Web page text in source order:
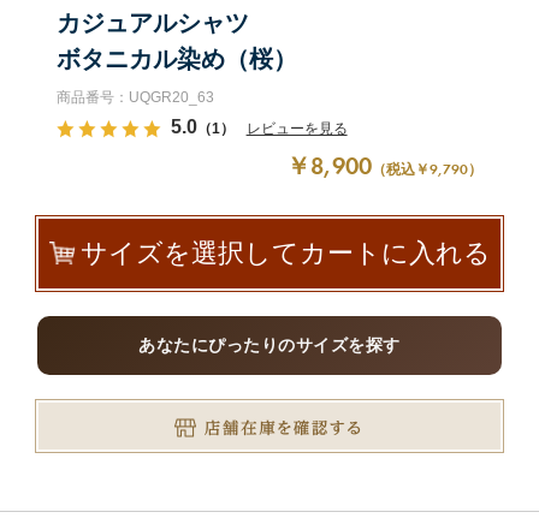
カジュアルシャツ
ボタニカル染め（桜）
商品番号：UQGR20_63
5.0（1） レビューを見る
￥8,900 （税込￥9,790）
サイズを選択してカートに入れる
あなたにぴったりのサイズを探す